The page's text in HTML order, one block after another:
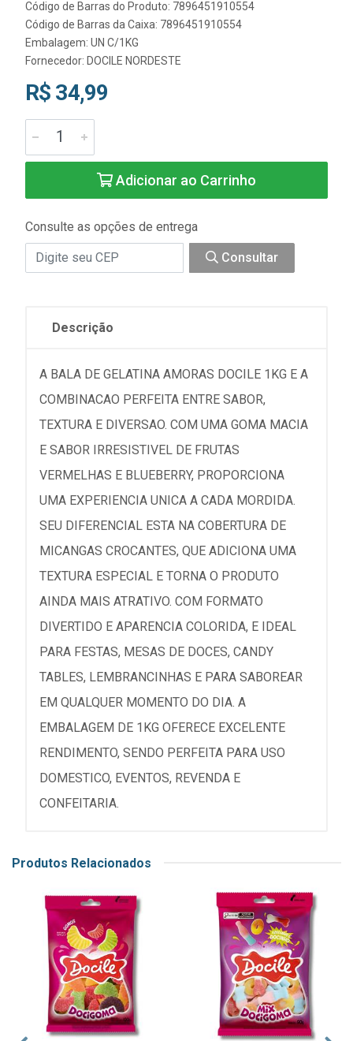
Código de Barras do Produto: 7896451910554
Código de Barras da Caixa: 7896451910554
Embalagem: UN C/1KG
Fornecedor: DOCILE NORDESTE
R$ 34,99
Adicionar ao Carrinho
Consulte as opções de entrega
Consultar
Descrição
A BALA DE GELATINA AMORAS DOCILE 1KG E A
COMBINACAO PERFEITA ENTRE SABOR,
TEXTURA E DIVERSAO. COM UMA GOMA MACIA
E SABOR IRRESISTIVEL DE FRUTAS
VERMELHAS E BLUEBERRY, PROPORCIONA
UMA EXPERIENCIA UNICA A CADA MORDIDA.
SEU DIFERENCIAL ESTA NA COBERTURA DE
MICANGAS CROCANTES, QUE ADICIONA UMA
TEXTURA ESPECIAL E TORNA O PRODUTO
AINDA MAIS ATRATIVO. COM FORMATO
DIVERTIDO E APARENCIA COLORIDA, E IDEAL
PARA FESTAS, MESAS DE DOCES, CANDY
TABLES, LEMBRANCINHAS E PARA SABOREAR
EM QUALQUER MOMENTO DO DIA. A
EMBALAGEM DE 1KG OFERECE EXCELENTE
RENDIMENTO, SENDO PERFEITA PARA USO
DOMESTICO, EVENTOS, REVENDA E
CONFEITARIA.
Produtos Relacionados